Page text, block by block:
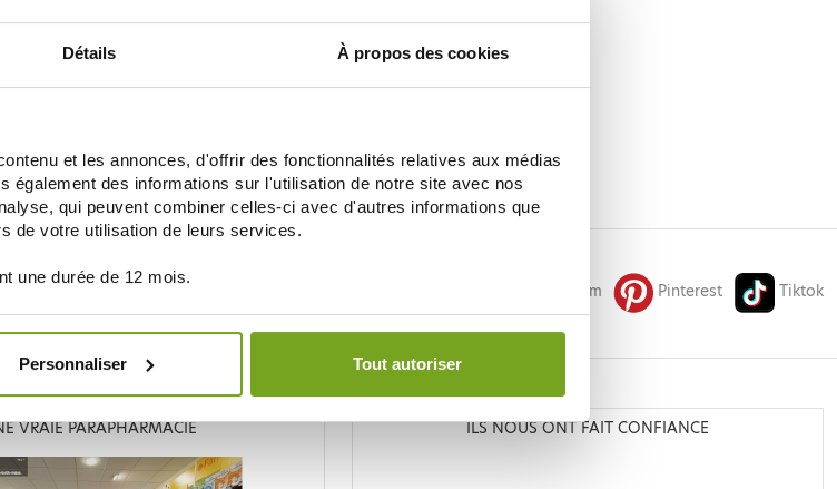
Détails À propos des cookies
et les annonces, d'offrir des fonctionnalités relatives aux médias
également des informations sur l'utilisation de notre site avec nos
qui peuvent combiner celles-ci avec d'autres informations que
de votre utilisation de leurs services.
une durée de 12 mois.
Personnaliser Tout autoriser
m'inscrire à la newsletter Instagram Pinterest Tiktok
EN LIGNE BALDY MÉJEAN
VRAIE PARAPHARMACIE ILS NOUS ONT FAIT CONFIANCE